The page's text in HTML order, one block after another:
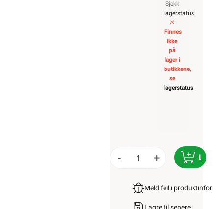
Sjekk
lagerstatus
Finnes
ikke
på
lager i
butikkene,
se
lagerstatus
- +
Meld feil i
Lagre til senere